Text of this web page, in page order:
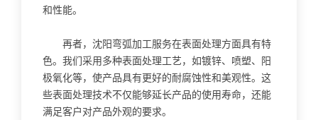
和性能。
再者，沈阳弯弧加工服务在表面处理方面具有特
色。我们采用多种表面处理工艺，如镀锌、喷塑、阳
极氧化等，使产品具有更好的耐腐蚀性和美观性。这
些表面处理技术不仅能够延长产品的使用寿命，还能
满足客户对产品外观的要求。